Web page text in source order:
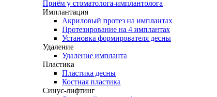
Приём у стоматолога-имплантолога
Имплантация
Акриловый протез на имплантах
Протезирование на 4 имплантах
Установка формирователя десны
Удаление
Удаление импланта
Пластика
Пластика десны
Костная пластика
Синус-лифтинг